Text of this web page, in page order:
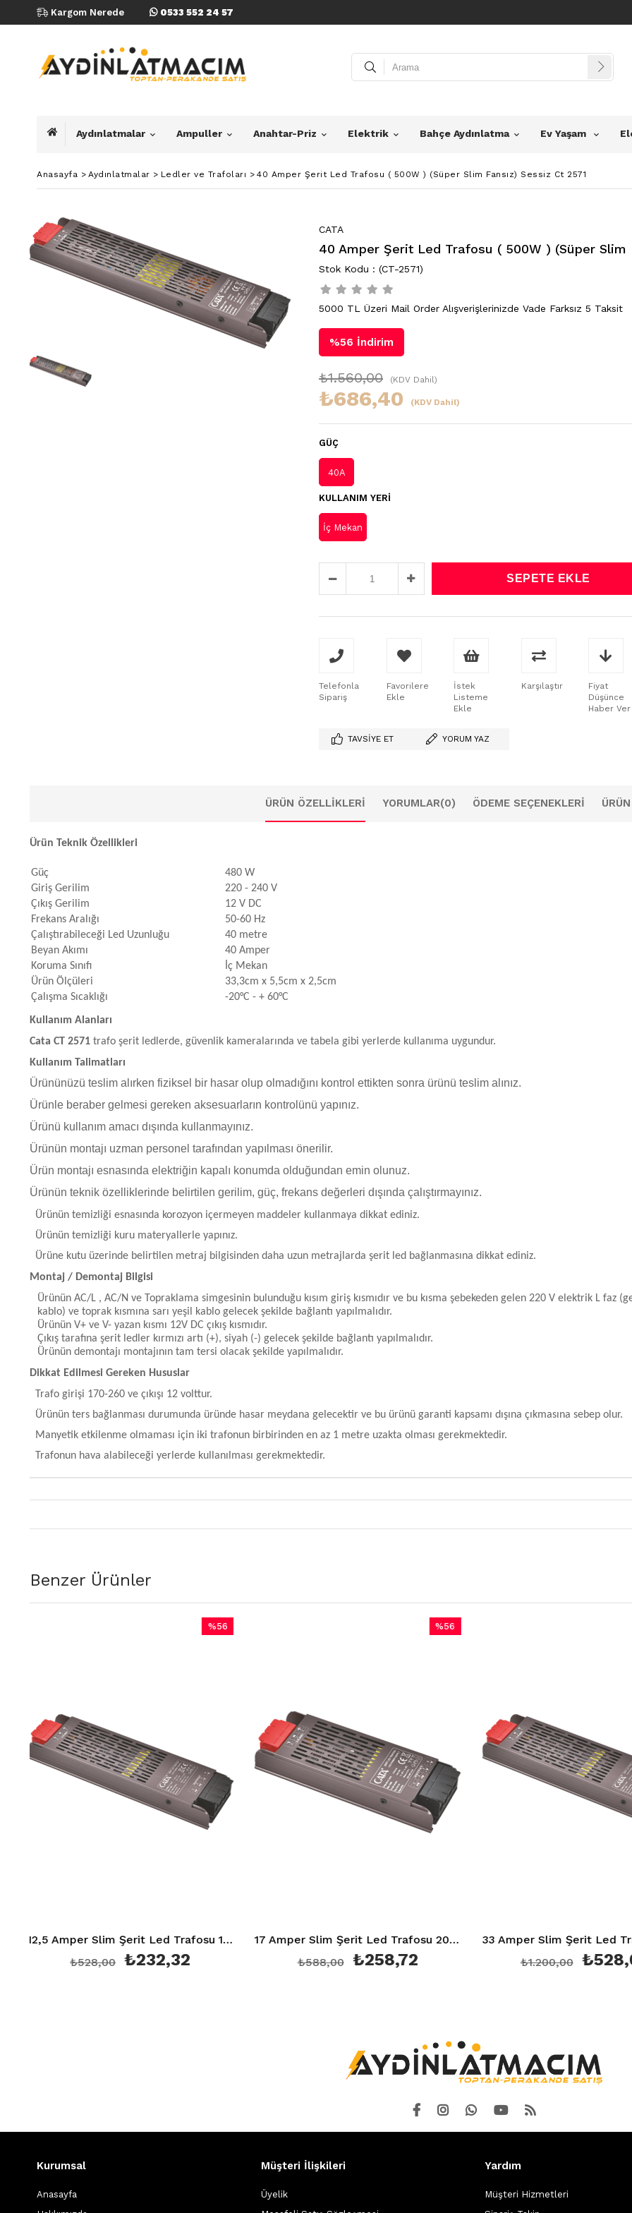
Kargom Nerede 0533 552 24 57
Aydınlatmalar Ampuller Anahtar-Priz Elektrik Bahçe Aydınlatma Ev Yaşam
Anasayfa > Aydınlatmalar > Ledler ve Trafoları > 40 Amper Şerit Led Trafosu ( 500W ) (Süper Slim Fansız) Sessiz Ct 2571
CATA
40 Amper Şerit Led Trafosu ( 500W ) (Süper Slim
(CT-2571)
5000 TL Üzeri Mail Order Alışverişlerinizde Vade Farksız 5 Taksit
%56 İndirim
₺1.560,00 (KDV Dahil)
₺686,40 (KDV Dahil)
GÜÇ
40A
KULLANIM YERI
İç Mekan
Telefonla
Sipariş
Favorilere
Ekle
İstek
Listeme
Ekle
Karşılaştır
Fiyat
Düşünce
Haber Ver
TAVSIYE ET YORUM YAZ
ÜRÜN ÖZELLIKLERI YORUMLAR(0) ÖDEME SEÇENEKLERI
Ürün Teknik Özellikleri
Güç
480 W
Giriş Gerilim
220 - 240 V
Çıkış Gerilim
12 V DC
Frekans Aralığı
50-60 Hz
Çalıştırabileceği Led Uzunluğu
40 metre
Beyan Akımı
40 Amper
Koruma Sınıfı
İç Mekan
Ürün Ölçüleri
33,3cm x 5,5cm x 2,5cm
Çalışma Sıcaklığı
-20°C - + 60°C
Kullanım Alanları
Cata CT 2571 trafo şerit ledlerde, güvenlik kameralarında ve tabela gibi yerlerde kullanıma uygundur.
Kullanım Talimatları
Ürününüzü teslim alırken fiziksel bir hasar olup olmadığını kontrol ettikten sonra ürünü teslim alınız.
Ürünle beraber gelmesi gereken aksesuarların kontrolünü yapınız.
Ürünü kullanım amacı dışında kullanmayınız.
Ürünün montajı uzman personel tarafından yapılması önerilir.
Ürün montajı esnasında elektriğin kapalı konumda olduğundan emin olunuz.
Ürünün teknik özelliklerinde belirtilen gerilim, güç, frekans değerleri dışında çalıştırmayınız.
Ürünün temizliği esnasında korozyon içermeyen maddeler kullanmaya dikkat ediniz.
Ürünün temizliği kuru materyallerle yapınız.
Ürüne kutu üzerinde belirtilen metraj bilgisinden daha uzun metrajlarda şerit led bağlanmasına dikkat ediniz.
Montaj / Demontaj Bilgisi
Ürünün AC/L , AC/N ve Topraklama simgesinin bulunduğu kısım giriş kısmıdır ve bu kısma şebekeden gelen 220 V elektrik L
kablo) ve toprak kısmına sarı yeşil kablo gelecek şekilde bağlantı yapılmalıdır.
Ürünün V+ ve V- yazan kısmı 12V DC çıkış kısmıdır.
Çıkış tarafına şerit ledler kırmızı artı (+), siyah (-) gelecek şekilde bağlantı yapılmalıdır.
Ürünün demontajı montajının tam tersi olacak şekilde yapılmalıdır.
Dikkat Edilmesi Gereken Hususlar
Trafo girişi 170-260 ve çıkışı 12 volttur.
Ürünün ters bağlanması durumunda üründe hasar meydana gelecektir ve bu ürünü garanti kapsamı dışına çıkmasına sebep olur.
Manyetik etkilenme olmaması için iki trafonun birbirinden en az 1 metre uzakta olması gerekmektedir.
Trafonun hava alabileceği yerlerde kullanılması gerekmektedir.
Benzer Ürünler
12,5 Amper Slim Şerit Led Trafosu 150W 12V 10M Sessiz Ct 2560 17 Amper Slim Şerit Led Trafosu 200W 12V 16M Sessizct 2561
₺588,00
33 Amper Slim Şerit Led Trafosu 400W 12V 30M Sessiz Ct 2570
₺1.200,00
Kurumsal
Anasayfa
Müşteri İlişkileri
Üyelik
Yardım
Müşteri Hizmetleri